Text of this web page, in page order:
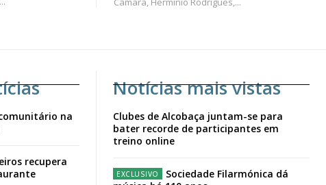
na
recupera
Notícias mais vistas
Clubes de Alcobaça juntam-se para
bater recorde de participantes em
treino online
Sociedade Filarmónica dá